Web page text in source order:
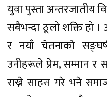
युवा पुस्ता अन्तरजातीय
सबैभन्दा ठूलो शक्ति हो
र नयाँ चेतनाको
उनीहरूले प्रेम, सम्मान र
राख्ने साहस गरे भने